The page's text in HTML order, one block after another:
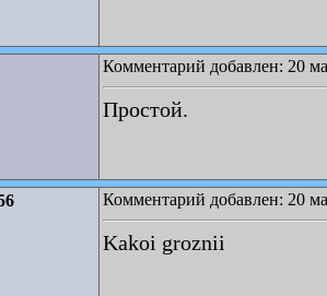
Комментарий добавлен: 20
Простой.
Комментарий добавлен: 20
Kakoi groznii